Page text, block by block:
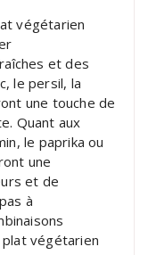
végétarien
et des
le persil, la
une touche de
Quant aux
le paprika ou
une
et de
à
plat végétarien